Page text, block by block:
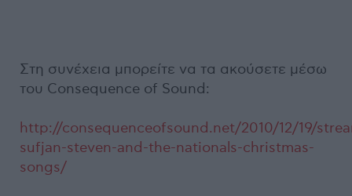
Στη συνέχεια μπορείτε να τα ακούσετε μέσω
του Consequence of Sound:
http://consequenceofsound.net/2010/12/19/
sufjan-steven-and-the-nationals-christmas-
songs/